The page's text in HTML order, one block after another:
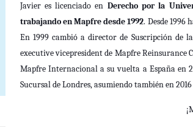
Javier es licenciado en Derecho por la
trabajando en Mapfre desde 1992. Desde 1996
En 1999 cambió a director de Suscripción de
executive vicepresident de Mapfre Reinsurance
Mapfre Internacional a su vuelta a España en
Sucursal de Londres, asumiendo también en